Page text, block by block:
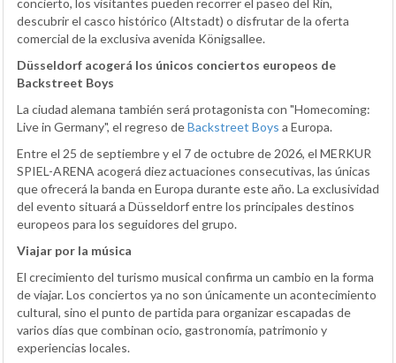
concierto, los visitantes pueden recorrer el paseo del Rin,
descubrir el casco histórico (Altstadt) o disfrutar de la oferta
comercial de la exclusiva avenida Königsallee.
Düsseldorf acogerá los únicos conciertos europeos de
Backstreet Boys
La ciudad alemana también será protagonista con "Homecoming:
Live in Germany", el regreso deBackstreet Boys a Europa.
Entre el 25 de septiembre y el 7 de octubre de 2026, el MERKUR
SPIEL-ARENA acogerá diez actuaciones consecutivas, las únicas
que ofrecerá la banda en Europa durante este año. La exclusividad
del evento situará a Düsseldorf entre los principales destinos
europeos para los seguidores del grupo.
Viajar por la música
El crecimiento del turismo musical confirma un cambio en la forma
de viajar. Los conciertos ya no son únicamente un acontecimiento
cultural, sino el punto de partida para organizar escapadas de
varios días que combinan ocio, gastronomía, patrimonio y
experiencias locales.